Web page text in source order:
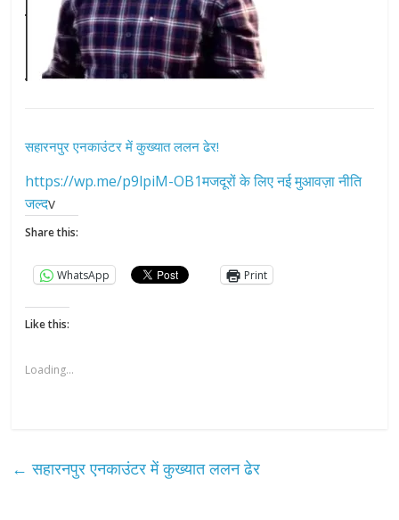
सहारनपुर एनकाउंटर में कुख्यात ललन ढेर!
https://wp.me/p9lpiM-OB1मजदूरों के लिए नई मुआवज़ा नीति
जल्दv
Share this:
WhatsApp Print
Like this:
Loading...
← सहारनपुर एनकाउंटर में कुख्यात ललन ढेर